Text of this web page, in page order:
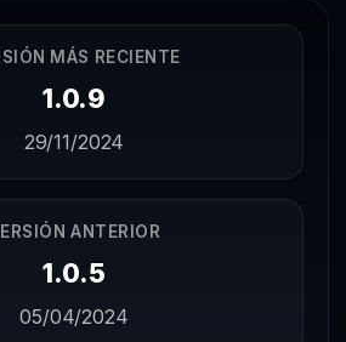
MÁS RECIENTE
1.0.9
29/11/2024
ANTERIOR
1.0.5
05/04/2024